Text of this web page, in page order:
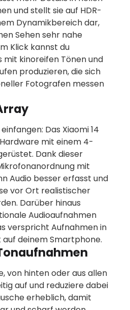
und stellt sie auf HDR-
Dynamikbereich dar,
Sehen sehr nahe
Klick kannst du
kinoreifen Tönen und
produzieren, die sich
Fotografen messen
Das Xiaomi 14
mit einem 4-
Dank dieser
mit
Audio besser erfasst und
vor Ort realistischer
Darüber hinaus
Audioaufnahmen
verspricht Aufnahmen in
deinem Smartphone.
von hinten oder aus allen
auf und reduziere dabei
erheblich, damit